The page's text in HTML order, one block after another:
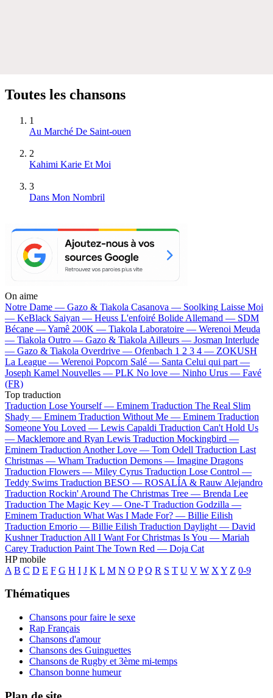
Toutes les chansons
1
Au Marché De Saint-ouen
2
Kahimi Karie Et Moi
3
Dans Mon Nombril
On aime
Notre Dame — Gazo & Tiakola Casanova — Soolking Laisse Moi
— KeBlack Saiyan — Heuss L'enfoiré Bolide Allemand — SDM
Bécane —Yamê 200K — Tiakola Laboratoire — Werenoi Meuda
— Tiakola Outro — Gazo & Tiakola Ailleurs — Josman Interlude
— Gazo & Tiakola Overdrive — Ofenbach 1 2 3 4 — ZOKUSH
La League — Werenoi Popcorn Salé — Santa Celui qui part —
Joseph Kamel Nouvelles — PLK No love — Ninho Urus — Favé
(FR)
Top traduction
Traduction Lose Yourself — Eminem Traduction The Real Slim
Shady — Eminem Traduction Without Me — Eminem Traduction
Someone You Loved — Lewis Capaldi Traduction Can't Hold Us
— Macklemore and Ryan Lewis Traduction Mockingbird —
Eminem Traduction Another Love — Tom Odell Traduction Last
Christmas — Wham Traduction Demons — Imagine Dragons
Traduction Flowers — Miley Cyrus Traduction Lose Control —
Teddy Swims Traduction BESO — ROSALÍA & Rauw Alejandro
Traduction Rockin' Around The Christmas Tree — Brenda Lee
Traduction The Magic Key — One-T Traduction Godzilla —
Eminem Traduction What Was I Made For? — Billie Eilish
Traduction Emorio — Billie Eilish Traduction Daylight — David
Kushner Traduction All I Want For Christmas Is You — Mariah
Carey Traduction Paint The Town Red — Doja Cat
HP mobile
A B C D E F G H I J K L M N O P Q R S T U V W X Y Z 0-9
Thématiques
Chansons pour faire le sexe
Rap Français
Chansons d'amour
Chansons des Guinguettes
Chansons de Rugby et 3ème mi-temps
Chanson bonne humeur